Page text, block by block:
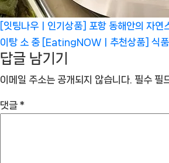
[잇팅나우ㅣ인기상품] 포항 동해안의 자연
이탕 소 중 [EatingNOWㅣ추천상품] 식품
답글 남기기
이메일 주소는 공개되지 않습니다. 필수 필
댓글 *